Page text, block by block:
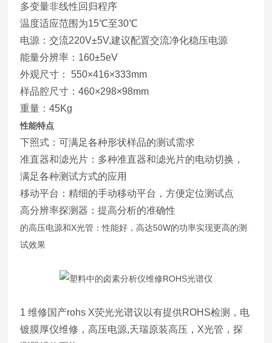
多变量非线性回归程序
温度适应范围为15℃至30℃
电源：交流220V±5V,建议配置交流净化稳压电源
能量分辨率：160±5eV
外观尺寸： 550×416×333mm
样品腔尺寸：460×298×98mm
重量：45Kg
性能特点
下照式：可满足各种形状样品的测试需求
准直器和滤光片：多种准直器和滤光片的电动切换，
满足各种测试方式的应用
移动平台：精细的手动移动平台，方便定位测试点
高分辨率探测器：提高分析的准确性
的高压电源和X光管：性能好，高达50W的功率实现更高的测
试效果
1 维修国产rohs X荧光光谱议以有提供ROHS检测，电
镀膜厚仪维修，高压电源,天瑞原装高压，X光管，探